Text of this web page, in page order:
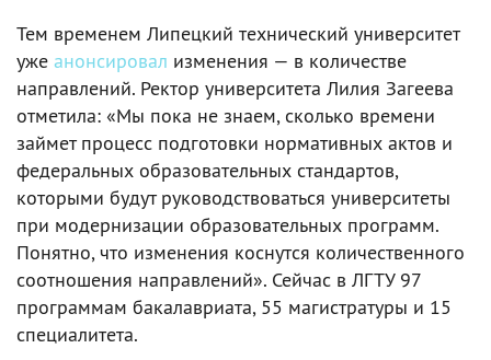
Тем временем Липецкий технический университет
уже анонсировал изменения — в количестве
направлений. Ректор университета Лилия Загеева
отметила: «Мы пока не знаем, сколько времени
займет процесс подготовки нормативных актов и
федеральных образовательных стандартов,
которыми будут руководствоваться университеты
при модернизации образовательных программ.
Понятно, что изменения коснутся количественного
соотношения направлений». Сейчас в ЛГТУ 97
программам бакалавриата, 55 магистратуры и 15
специалитета.